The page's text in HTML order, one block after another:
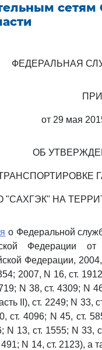
ФЕДЕРАЛЬНАЯ
от 29 мая
ОБ
"САХГЭК" НА
о Федеральной
Федерации,
2007, N 16, ст.
N 38, ст. 4309; N
II), ст. 2249; N 33,
ст. 4096; N 45, ст.
N 13, ст. 1555; N 33,
N 14, ст. 2123), а